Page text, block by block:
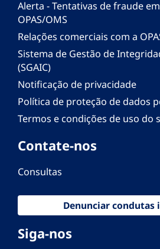
Alerta - Tentativas de fraude
OPAS/OMS
Relações comerciais com a
Sistema de Gestão de
(SGAIC)
Notificação de privacidade
Política de proteção de dados
Termos e condições de uso do
Contate-nos
Consultas
Denunciar condutas
Siga-nos